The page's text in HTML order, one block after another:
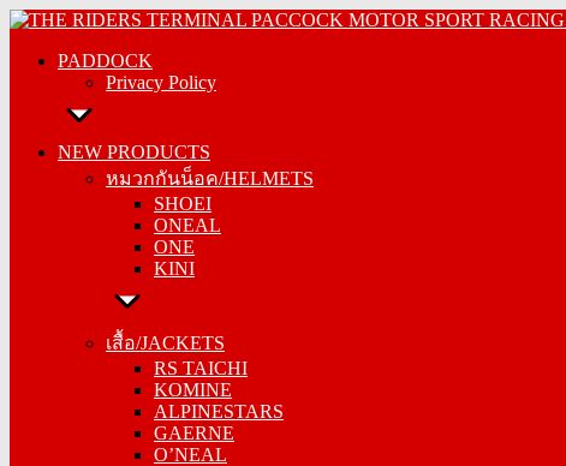
Skip
contentPADDOCK
Privacy Policy
NEW PRODUCTS
หมวกกันน็อค/HELMETS
SHOEI
ONEAL
ONE
KINI
เสื้อ/JACKETS
RS TAICHI
KOMINE
ALPINESTARS
GAERNE
O’NEAL
Privacy Policy
หมวกกันน็อค/HELMETS
SHOEI
ONEAL
ONE
KINI
RS TAICHI
KOMINE
ALPINESTARS
GAERNE
O’NEAL